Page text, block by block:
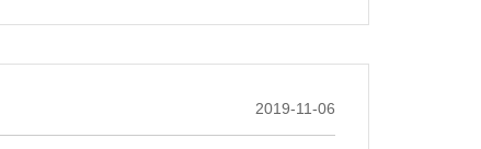
2019-11-06